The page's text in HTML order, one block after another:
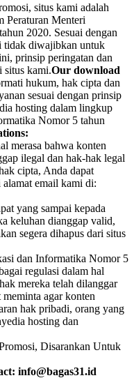
situs kami adalah
Peraturan Menteri
2020. Sesuai dengan
tidak diwajibkan untuk
prinsip peringatan dan
situs kami.Our download
hukum, hak cipta dan
sesuai dengan prinsip
hosting dalam lingkup
Nomor 5 tahun
merasa bahwa konten
ilegal dan hak-hak legal
cipta, Anda dapat
email kami di:
yang sampai kepada
keluhan dianggap valid,
segera dihapus dari situs
dan Informatika Nomor 5
regulasi dalam hal
mereka telah dilanggar
agar konten
hak pribadi, orang yang
hosting dan
Disarankan Untuk
info@bagas31.id